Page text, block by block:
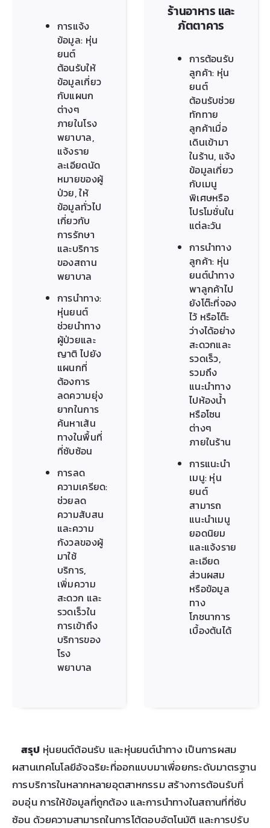
การแจ้ง
ข้อมูล: หุ่น
ยนต์
ต้อนรับให้
ข้อมูลเกี่ยว
กับแผนก
ต่างๆ
ภายในโรง
พยาบาล,
แจ้งราย
ละเอียดนัด
หมายของผู้
ป่วย, ให้
ข้อมูลทั่วไป
เกี่ยวกับ
การรักษา
และบริการ
ของสถาน
พยาบาล
การนำทาง:
หุ่นยนต์
ช่วยนำทาง
ผู้ป่วยและ
ญาติ ไปยัง
แผนกที่
ต้องการ
ลดความยุ่ง
ยากในการ
ค้นหาเส้น
ทางในพื้นที่
ที่ซับซ้อน
การลด
ความเครียด:
ช่วยลด
ความสับสน
และความ
กังวลของผู้
มาใช้
บริการ,
เพิ่มความ
สะดวก และ
รวดเร็วใน
การเข้าถึง
บริการของ
โรง
พยาบาล
ร้านอาหาร และ
ภัตตาคาร
การต้อนรับ
ลูกค้า: หุ่น
ยนต์
ต้อนรับช่วย
ทักทาย
ลูกค้าเมื่อ
เดินเข้ามา
ในร้าน, แจ้ง
ข้อมูลเกี่ยว
กับเมนู
พิเศษหรือ
โปรโมชั่นใน
แต่ละวัน
การนำทาง
ลูกค้า: หุ่น
ยนต์นำทาง
พาลูกค้าไป
ยังโต๊ะที่จอง
ไว้ หรือโต๊ะ
ว่างได้อย่าง
สะดวกและ
รวดเร็ว,
รวมถึง
แนะนำทาง
ไปห้องน้ำ
หรือโซน
ต่างๆ
ภายในร้าน
การแนะนำ
เมนู: หุ่น
ยนต์
สามารถ
แนะนำเมนู
ยอดนิยม
และแจ้งราย
ละเอียด
ส่วนผสม
หรือข้อมูล
ทาง
โภชนาการ
เบื้องต้นได้
สรุป หุ่นยนต์ต้อนรับ และหุ่นยนต์นำทาง เป็นการผสม
ผสานเทคโนโลยีอัจฉริยะที่ออกแบบมาเพื่อยกระดับมาตรฐาน
การบริการในหลากหลายอุตสาหกรรม สร้างการต้อนรับที่
อบอุ่น การให้ข้อมูลที่ถูกต้อง และการนำทางในสถานที่ที่ซับ
ซ้อน ด้วยความสามารถในการโต้ตอบอัตโนมัติ และการปรับ